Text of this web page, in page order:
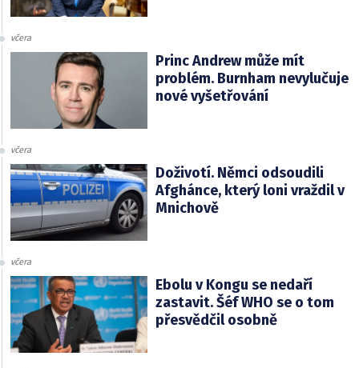
včera
Princ Andrew může mít
problém. Burnham nevylučuje
nové vyšetřování
včera
Doživotí. Němci odsoudili
Afghánce, který loni vraždil v
Mnichově
včera
Ebolu v Kongu se nedaří
zastavit. Šéf WHO se o tom
přesvědčil osobně